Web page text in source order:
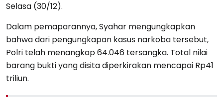
Selasa (30/12).
Dalam pemaparannya, Syahar mengungkapkan
bahwa dari pengungkapan kasus narkoba tersebut,
Polri telah menangkap 64.046 tersangka. Total nilai
barang bukti yang disita diperkirakan mencapai Rp41
triliun.